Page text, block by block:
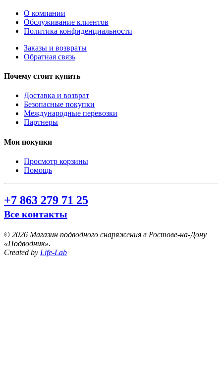
О компании
Обслуживание клиентов
Политика конфиденциальности
Заказы и возвраты
Обратная связь
Почему стоит купить
Доставка и возврат
Безопасные покупки
Международные перевозки
Партнеры
Мои покупки
Просмотр корзины
Помощь
+7 863 279 71 25
Все контакты
© 2026 Магазин подводного снаряжения в Ростове-на-Дону
«Подводник».
Created by Life-Lab